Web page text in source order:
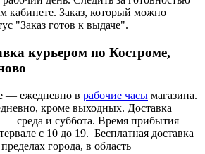
кабинете. Заказ, который можно
"Заказ готов к выдаче".
курьером по Костроме,
— ежедневно в рабочие часы магазина.
кроме выходных. Доставка
среда и суббота. Время прибытия
с 10 до 19. Бесплатная доставка
города, в область